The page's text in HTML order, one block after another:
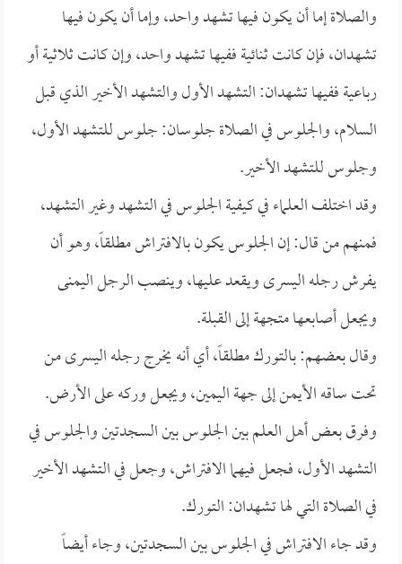
والصلاة إما أن يكون فيها تشهد واحد، وإما أن يكون فيها
تشهدان، فإن كانت ثنائية ففيها تشهد واحد، وإن كانت ثلاثية أو
رباعية ففيها تشهدان: التشهد الأول والتشهد الأخير الذي قبل
السلام، والجلوس في الصلاة جلوسان: جلوس للتشهد الأول،
وجلوس للتشهد الأخير.
وقد اختلف العلماء في كيفية الجلوس في التشهد وغير التشهد،
فمنهم من قال: إن الجلوس يكون بالافتراش مطلقاً، وهو أن
يفرش رجله اليسرى ويقعد عليها، وينصب الرجل اليمنى
ويجعل أصابعها متجهة إلى القبلة.
وقال بعضهم: بالتورك مطلقاً، أي أنه يخرج رجله اليسرى من
تحت ساقه الأيمن إلى جهة اليمين، ويجعل وركه على الأرض.
وفرق بعض أهل العلم بين الجلوس بين السجدتين والجلوس في
التشهد الأول، فجعل فيهما الافتراش، وجعل في التشهد الأخير
في الصلاة التي لها تشهدان: التورك.
وقد جاء الافتراش في الجلوس بين السجدتين، وجاء أيضاً